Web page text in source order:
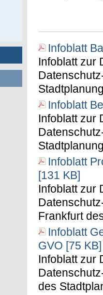
Infoblatt
Infoblatt zur
Infoblatt
Infoblatt zur
Infoblatt
[131 KB]
Infoblatt zur
Frankfurt
Infoblatt
GVO [75 KB]
Infoblatt zur
des